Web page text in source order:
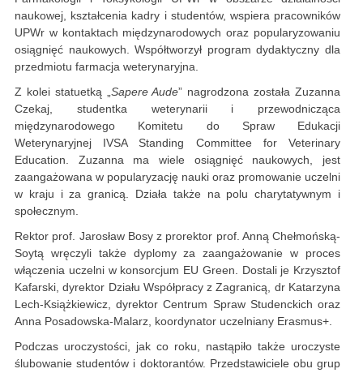
naukowej, kształcenia kadry i studentów, wspiera pracowników
UPWr w kontaktach międzynarodowych oraz popularyzowaniu
osiągnięć naukowych. Współtworzył program dydaktyczny dla
przedmiotu farmacja weterynaryjna.
Z kolei statuetką „Sapere Aude” nagrodzona została Zuzanna
Czekaj, studentka weterynarii i przewodnicząca
międzynarodowego Komitetu do Spraw Edukacji
Weterynaryjnej IVSA Standing Committee for Veterinary
Education. Zuzanna ma wiele osiągnięć naukowych, jest
zaangażowana w popularyzację nauki oraz promowanie uczelni
w kraju i za granicą. Działa także na polu charytatywnym i
społecznym.
Rektor prof. Jarosław Bosy z prorektor prof. Anną Chełmońską-
Soytą wręczyli także dyplomy za zaangażowanie w proces
włączenia uczelni w konsorcjum EU Green. Dostali je Krzysztof
Kafarski, dyrektor Działu Współpracy z Zagranicą, dr Katarzyna
Lech-Książkiewicz, dyrektor Centrum Spraw Studenckich oraz
Anna Posadowska-Malarz, koordynator uczelniany Erasmus+.
Podczas uroczystości, jak co roku, nastąpiło także uroczyste
ślubowanie studentów i doktorantów. Przedstawiciele obu grup